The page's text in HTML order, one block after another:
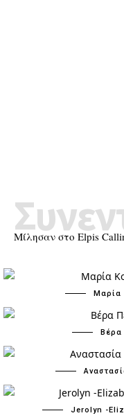
Μίλησαν στο Elpis
Μαρία
Βέρα
Jerolyn -